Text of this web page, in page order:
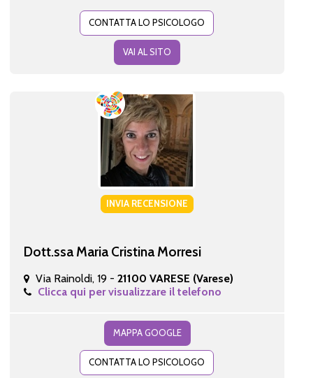
CONTATTA LO PSICOLOGO
VAI AL SITO
INVIA RECENSIONE
Dott.ssa Maria Cristina Morresi
Via Rainoldi, 19 - 21100 VARESE (Varese)
Clicca qui per visualizzare il telefono
MAPPA GOOGLE
CONTATTA LO PSICOLOGO